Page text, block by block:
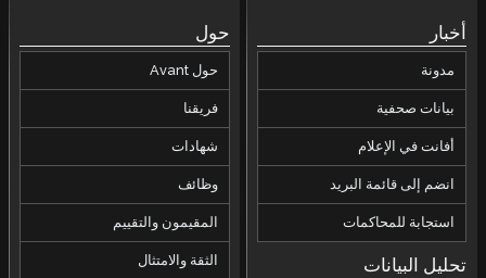
أخبار
مدونة
بيانات صحفية
أفانت في الإعلام
انضم إلى قائمة البريد
استجابة للمحاكمات
تحليل البيانات
حول
حول Avant
فريقنا
شهادات
وظائف
المقيمون والتقييم
الثقة والامتثال